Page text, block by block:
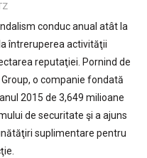
conduc anual atât la
întreruperea activităţii
reputaţiei. Pornind de
o companie fondată
2015 de 3,649 milioane
de securitate şi a ajuns
suplimentare pentru